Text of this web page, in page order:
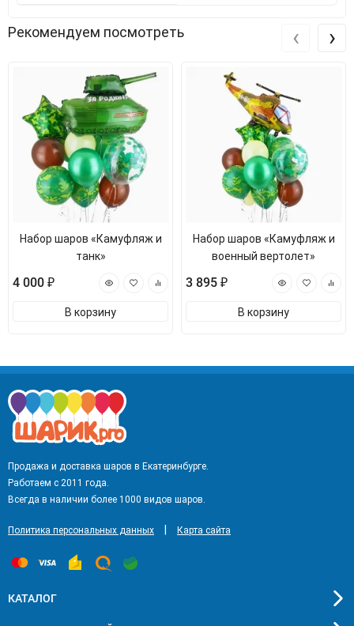
Рекомендуем посмотреть
Набор шаров «Камуфляж и
танк»
4 000 ₽
В корзину
Набор шаров «Камуфляж и
военный вертолет»
3 895 ₽
В корзину
‹ ›
Продажа и доставка шаров в Екатеринбурге.
Работаем с 2011 года.
Всегда в наличии более 1000 видов шаров.
Политика персональных данных Карта сайта
КАТАЛОГ